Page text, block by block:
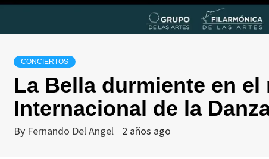
CONCIERTOS
La Bella durmiente en el
Internacional de la
By Fernando Del Angel 2 años ago